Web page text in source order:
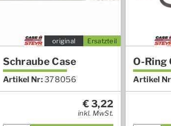
Ersatzteil
original
Schraube Case
Artikel Nr:378056
€3,22
inkl. MwSt.
O-Ring
Artikel